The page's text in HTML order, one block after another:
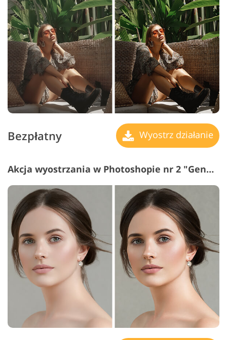
Bezpłatny Wyostrz działanie
Akcja wyostrzania w Photoshopie nr 2 "Genuine Beauty"